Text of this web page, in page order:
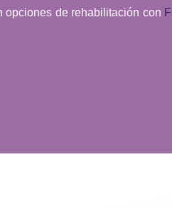
opciones de rehabilitación con